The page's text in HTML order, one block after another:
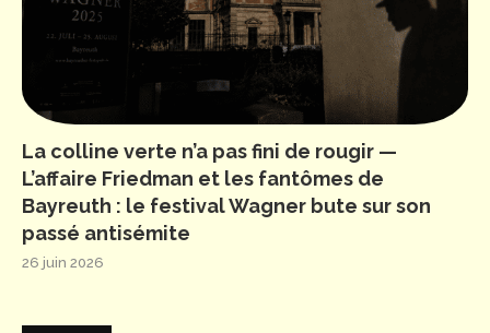
La colline verte n’a pas fini de rougir —
L’affaire Friedman et les fantômes de
Bayreuth : le festival Wagner bute sur son
passé antisémite
26 juin 2026